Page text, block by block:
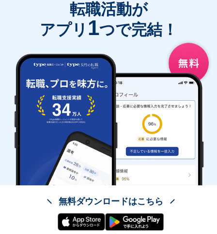
転職活動が
アプリ 1つで完結！
無料ダウンロードはこちら